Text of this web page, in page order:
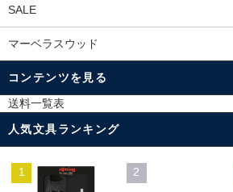
SALE
マーベラスウッド
コンテンツを見る
送料一覧表
人気文具ランキング
1 2